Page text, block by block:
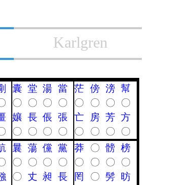
Karlgren
囊 堂 湯 當 茫 傍 滂 幫
〇 〇 〇 〇 〇 〇 〇
〇
孃 長 倀 張 亡 房 芳 方
〇 〇 〇 〇 〇 〇 〇
〇
曩 蕩 儻 黨 莽 〇 髈 榜
〇 〇 〇 〇 〇 〇 〇
〇
〇 丈 昶 長 罔 〇 髣
昉